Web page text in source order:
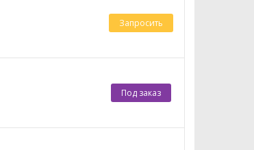
Запросить
Под заказ